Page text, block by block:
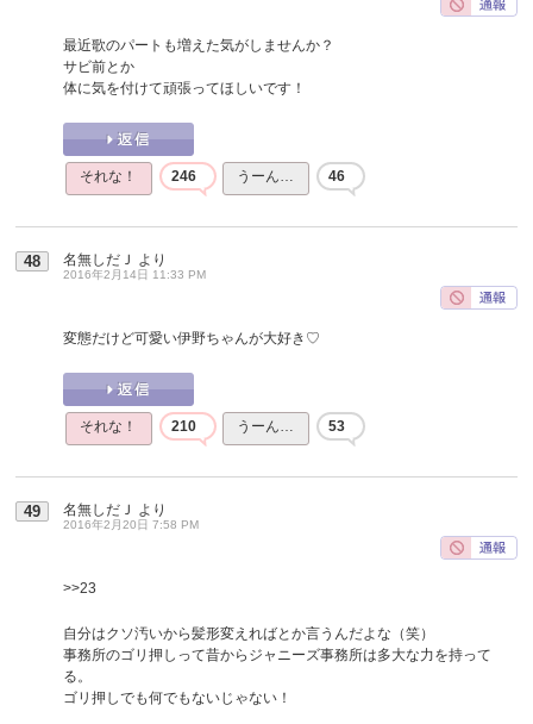
最近歌のパートも増えた気がしませんか？
サビ前とか
体に気を付けて頑張ってほしいです！
それな！ 246 うーん… 46
48 名無しだＪ より
2016年2月14日 11:33 PM
変態だけど可愛い伊野ちゃんが大好き♡
それな！ 210 うーん… 53
49 名無しだＪ より
2016年2月20日 7:58 PM
>>23
自分はクソ汚いから髪形変えればとか言うんだよな（笑）
事務所のゴリ押しって昔からジャニーズ事務所は多大な力を持って
る。
ゴリ押しでも何でもないじゃない！